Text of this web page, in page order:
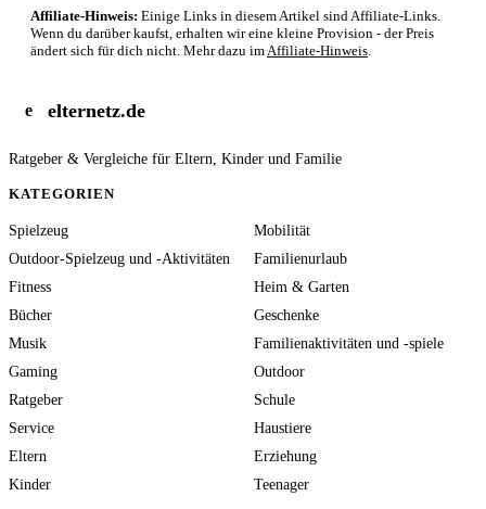
Affiliate-Hinweis: Einige Links in diesem Artikel sind Affiliate-Links.
Wenn du darüber kaufst, erhalten wir eine kleine Provision - der Preis
ändert sich für dich nicht. Mehr dazu imAffiliate-Hinweis.
e elternetz.de
Ratgeber & Vergleiche für Eltern, Kinder und Familie
KATEGORIEN
Spielzeug
Mobilität
Outdoor-Spielzeug und -Aktivitäten
Familienurlaub
Fitness
Heim & Garten
Bücher
Geschenke
Musik
Familienaktivitäten und -spiele
Gaming
Outdoor
Ratgeber
Schule
Service
Haustiere
Eltern
Erziehung
Kinder
Teenager